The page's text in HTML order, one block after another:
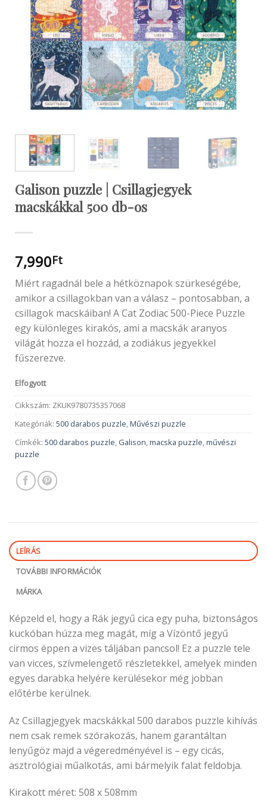
Galison puzzle | Csillagjegyek
macskákkal 500 db-os
7,990Ft
Miért ragadnál bele a hétköznapok szürkeségébe,
amikor a csillagokban van a válasz – pontosabban, a
csillagok macskáiban! A Cat Zodiac 500-Piece Puzzle
egy különleges kirakós, ami a macskák aranyos
világát hozza el hozzád, a zodiákus jegyekkel
fűszerezve.
Elfogyott
Cikkszám: ZKUK9780735357068
Kategóriák: 500 darabos puzzle,Művészi puzzle
Címkék: 500 darabos puzzle, Galison,macska puzzle,művészi
puzzle
LEÍRÁS
TOVÁBBI INFORMÁCIÓK
MÁRKA
Képzeld el, hogy a Rák jegyű cica egy puha, biztonságos
kuckóban húzza meg magát, míg a Vízöntő jegyű
cirmos éppen a vizes táljában pancsol! Ez a puzzle tele
van vicces, szívmelengető részletekkel, amelyek minden
egyes darabka helyére kerülésekor még jobban
előtérbe kerülnek.
Az Csillagjegyek macskákkal 500 darabos puzzle kihívás
nem csak remek szórakozás, hanem garantáltan
lenyűgöz majd a végeredményével is – egy cicás,
asztrológiai műalkotás, ami bármelyik falat feldobja.
Kirakott méret: 508 x 508mm